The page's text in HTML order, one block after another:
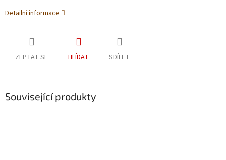
Detailní informace
ZEPTAT SE HLÍDAT SDÍLET
Související produkty